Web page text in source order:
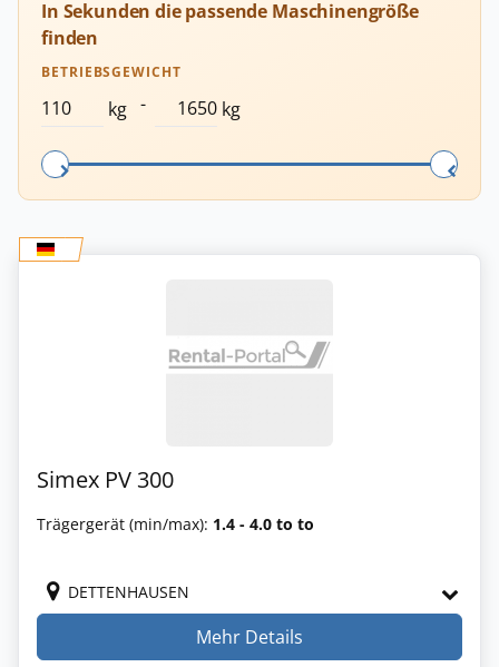
In Sekunden die passende Maschinengröße
finden
BETRIEBSGEWICHT
kg - kg
Simex PV 300
Trägergerät (min/max): 1.4 - 4.0 to to
DETTENHAUSEN
Mehr Details